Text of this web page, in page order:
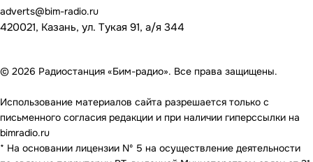
adverts@bim-radio.ru
420021, Казань, ул. Тукая 91, а/я 344
© 2026 Радиостанция «Бим-радио». Все права защищены.
Использование материалов сайта разрешается только с
письменного согласия редакции и при наличии гиперссылки на
bimradio.ru
* На основании лицензии Nº 5 на осуществление деятельности